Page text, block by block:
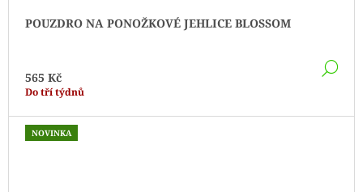
POUZDRO NA PONOŽKOVÉ JEHLICE BLOSSOM
565 Kč
Do tří týdnů
NOVINKA